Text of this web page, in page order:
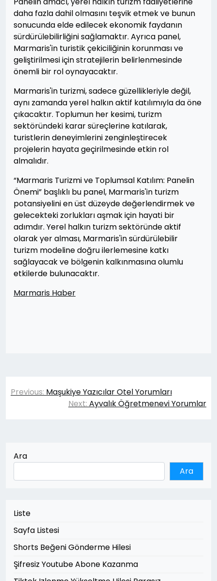
daha fazla dahil olmasını teşvik etmek ve bunun
sonucunda elde edilecek ekonomik faydanın
sürdürülebilirliğini sağlamaktır. Ayrıca panel,
Marmaris'in turistik çekiciliğinin korunması ve
geliştirilmesi için stratejilerin belirlenmesinde
önemli bir rol oynayacaktır.
Marmaris'in turizmi, sadece güzellikleriyle değil,
aynı zamanda yerel halkın aktif katılımıyla da öne
çıkacaktır. Toplumun her kesimi, turizm
sektöründeki karar süreçlerine katılarak,
turistlerin deneyimlerini zenginleştirecek
projelerin hayata geçirilmesinde etkin rol
almalıdır.
“Marmaris Turizmi ve Toplumsal Katılım: Panelin
Önemi” başlıklı bu panel, Marmaris'in turizm
potansiyelini en üst düzeyde değerlendirmek ve
gelecekteki zorlukları aşmak için hayati bir
adımdır. Yerel halkın turizm sektöründe aktif
olarak yer alması, Marmaris'in sürdürülebilir
turizm modeline doğru ilerlemesine katkı
sağlayacak ve bölgenin kalkınmasına olumlu
etkilerde bulunacaktır.
Marmaris Haber
Yazı
gezinmesi
Previous: Maşukiye Yazıcılar Otel Yorumları
Next: Ayvalık Öğretmenevi Yorumlar
Ara
Ara
Liste
Sayfa Listesi
Shorts Beğeni Gönderme Hilesi
Şifresiz Youtube Abone Kazanma